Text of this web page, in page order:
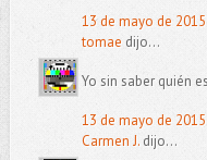
13 de mayo de
tomae dijo...
Yo sin saber quién
13 de mayo de
Carmen J.dijo...